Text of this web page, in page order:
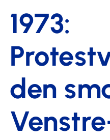
1973:
den